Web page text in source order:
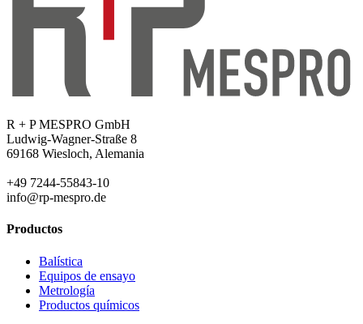
R + P MESPRO GmbH
Ludwig-Wagner-Straße 8
69168 Wiesloch, Alemania
+49 7244-55843-10
info@rp-mespro.de
Productos
Balística
Equipos de ensayo
Metrología
Productos químicos